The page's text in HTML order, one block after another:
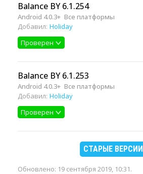
Balance BY 6.1.254
Android 4.0.3+ Все платформы
Добавил: Holiday
Проверен
Balance BY 6.1.253
Android 4.0.3+ Все платформы
Добавил: Holiday
Проверен
СТАРЫЕ ВЕРСИИ
Обновлено: 19 сентября 2019, 10:31.